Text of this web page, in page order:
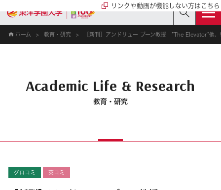
ホーム 教育・研究 ［新刊］アンドリュー ブーン教授 ”The Elevator”他
Academic Life & Research
教育・研究
リンクや動画が機能しない方はこちら
グロコミ 英コミ